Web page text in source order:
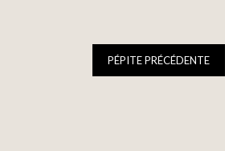
PÉPITE PRÉCÉDENTE